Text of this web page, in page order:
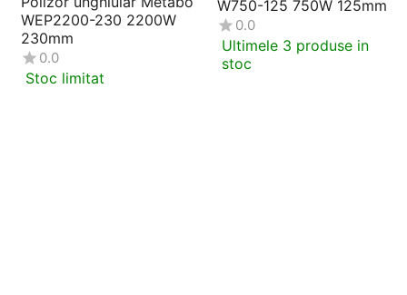
WEP2200-230 2200W
230mm
0.0
Stoc limitat
W750-125 750W 125mm
0.0
Ultimele 3 produse in
stoc